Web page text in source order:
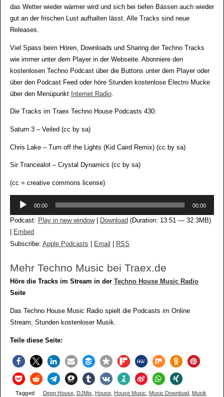
das Wetter wieder wärmer wird und sich bei tiefen Bässen auch wieder
gut an der frischen Lust aufhalten lässt. Alle Tracks sind neue
Releases.
Viel Spass beim Hören, Downloads und Sharing der Techno Tracks
wie immer unter dem Player in der Webseite. Abonniere den
kostenlosen Techno Podcast über die Buttons unter dem Player oder
über den Podcast Feed oder höre Stunden kostenlose Electro Mucke
über den Menüpunkt Internet Radio.
Die Tracks im Traex Techno House Podcasts 430:
Saturn 3 – Veiled (cc by sa)
Chris Lake – Turn off the Lights (Kid Caird Remix) (cc by sa)
Sir Trancealot – Crystal Dynamics (cc by sa)
(cc = creative commons license)
Audio-
00:00 00:00
Podcast: Play in new window| Download (Duration: 13:51 — 32.3MB)
Embed
Subscribe: Apple Podcasts Email RSS
Mehr Techno Music bei Traex.de
Höre die Tracks im Stream in der Techno House Music Radio
Seite
Das Techno House Music Radio spielt die Podcasts im Online
Stream, Stunden kostenloser Musik.
Teile diese Seite:
Tagged Deep House, DJMix House, House Music Music Download Musik